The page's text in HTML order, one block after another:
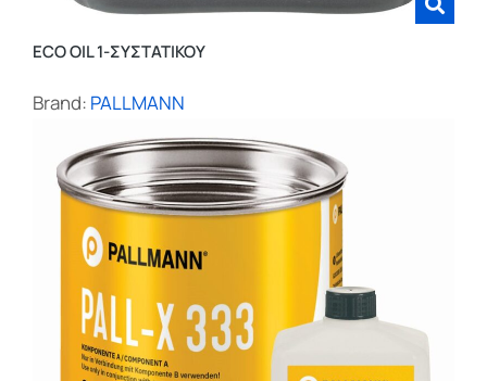
ECO OIL 1-ΣΥΣΤΑΤΙΚΟΥ
Brand: PALLMANN